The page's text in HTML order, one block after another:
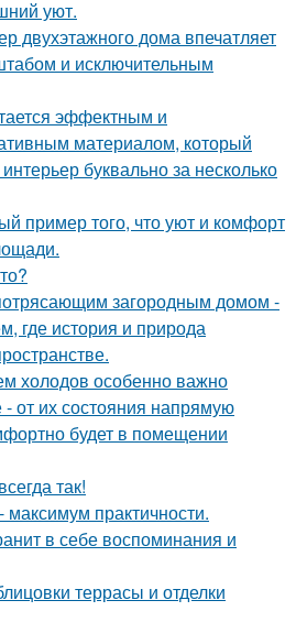
уют.
двухэтажного дома впечатляет
и исключительным
эффектным и
материалом, который
буквально за несколько
пример того, что уют и комфорт
загородным домом -
где история и природа
холодов особенно важно
от их состояния напрямую
будет в помещении
так!
практичности.
в себе воспоминания и
террасы и отделки